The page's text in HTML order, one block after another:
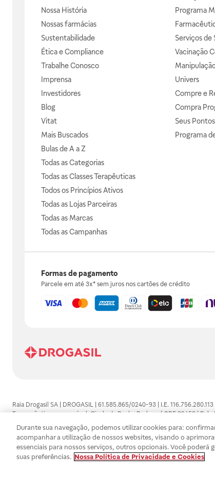
Nossa História
Nossas farmácias
Sustentabilidade
Ética e Compliance
Trabalhe Conosco
Imprensa
Investidores
Blog
Vitat
Mais Buscados
Bulas de A a Z
Todas as Categorias
Todas as Classes Terapêuticas
Todos os Princípios Ativos
Todas as Lojas Parceiras
Todas as Marcas
Todas as Campanhas
Programa
Serviços de
Vacinação
Univers
Compre e
Compra
Seus
Programa
Formas de pagamento
Parcele em até 3x* sem juros nos cartões de crédito
Raia Drogasil SA | DROGASIL | 61.585.865/0240-93 | I.E.
Farmacêutico responsável: Gisele da Penha Barbosa | CRF 89453 |
automedicação e não substituem, em hipótese alguma, as
persistirem os sintomas, um médico deverá ser consultado. Os
SA trabalha com as tecnologias mais avançadas de proteção de
efetuados estão sujeitos à confirmação da disponibilidade de produto
Durante sua navegação, podemos utilizar cookies para:
acompanhar a utilização de nossos websites, visando o
essenciais para nossos serviços, outros opcionais. Você poderá
suas preferências. Nossa Política de Privacidade e Cookies